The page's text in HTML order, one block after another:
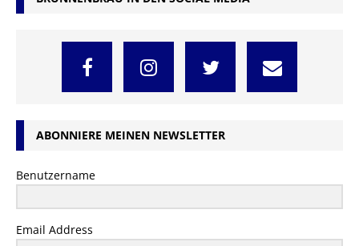
ABONNIERE MEINEN NEWSLETTER
Benutzername
Email Address